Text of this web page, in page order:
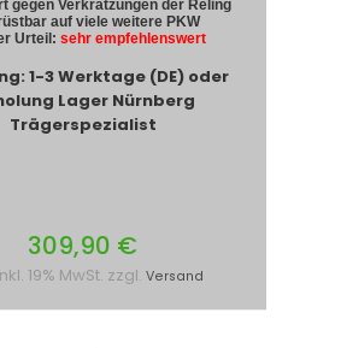
gegen Verkratzungen der Reling
auf viele weitere PKW
Urteil: sehr empfehlenswert
1-3 Werktage (DE) oder
Lager Nürnberg
Trägerspezialist
309,90 €
19% MwSt. zzgl. Versand